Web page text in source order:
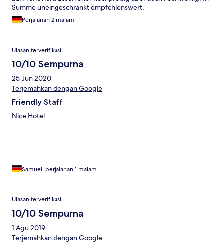
Summe uneingeschränkt empfehlenswert.
Perjalanan 2 malam
Ulasan terverifikasi
10/10 Sempurna
25 Jun 2020
Terjemahkan dengan Google
Friendly Staff
Nice Hotel
Samuel, perjalanan 1 malam
Ulasan terverifikasi
10/10 Sempurna
1 Agu 2019
Terjemahkan dengan Google